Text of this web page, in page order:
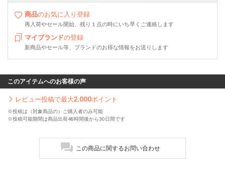
商品のお気に入り登録
再入荷やセール開始、残り１点の時にいち早くご連絡します
マイブランドの登録
新商品やセール等、ブランドのお得な情報をお送りします
このアイテムへのお客様の声
レビュー投稿で最大2,000ポイント
※投稿は（対象商品の）ご購入者のみ可能
※投稿可能期間は商品出荷48時間後から30日間です
この商品に関するお問い合わせ